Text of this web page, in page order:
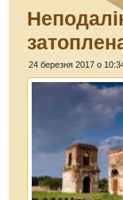
24 березня 2017 о